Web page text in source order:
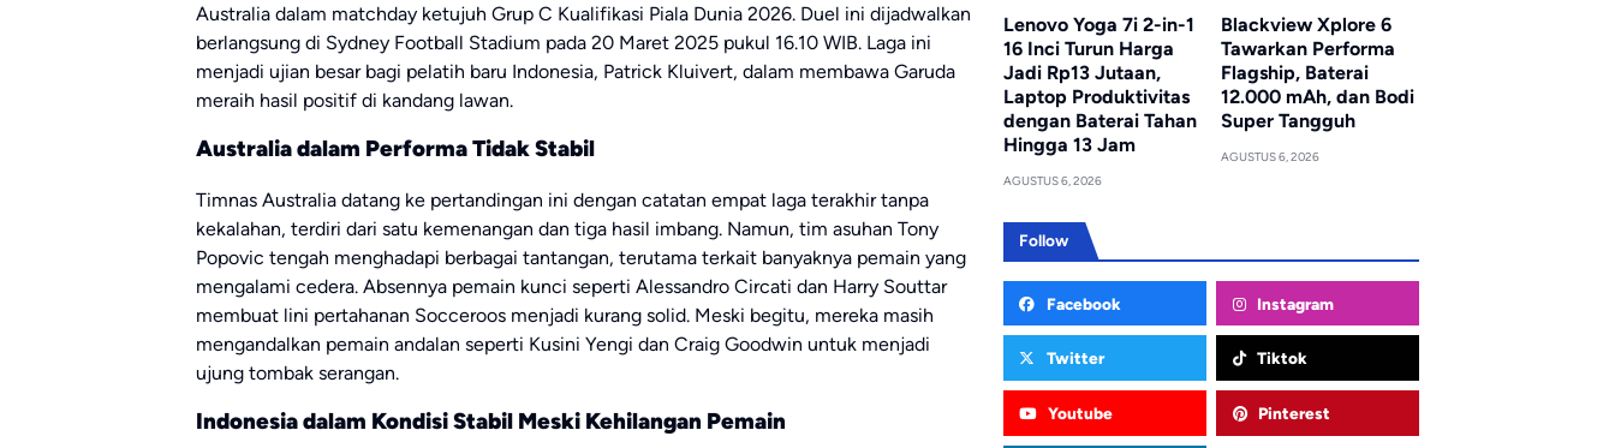
Australia dalam matchday ketujuh Grup C Kualifikasi Piala Dunia 2026. Duel ini dijadwalkan
berlangsung di Sydney Football Stadium pada 20 Maret 2025 pukul 16.10 WIB. Laga ini
menjadi ujian besar bagi pelatih baru Indonesia, Patrick Kluivert, dalam membawa Garuda
meraih hasil positif di kandang lawan.
Australia dalam Performa Tidak Stabil
Timnas Australia datang ke pertandingan ini dengan catatan empat laga terakhir tanpa
kekalahan, terdiri dari satu kemenangan dan tiga hasil imbang. Namun, tim asuhan Tony
Popovic tengah menghadapi berbagai tantangan, terutama terkait banyaknya pemain yang
mengalami cedera. Absennya pemain kunci seperti Alessandro Circati dan Harry Souttar
membuat lini pertahanan Socceroos menjadi kurang solid. Meski begitu, mereka masih
mengandalkan pemain andalan seperti Kusini Yengi dan Craig Goodwin untuk menjadi
ujung tombak serangan.
Indonesia dalam Kondisi Stabil Meski Kehilangan Pemain
Lenovo Yoga 7i 2-in-1
16 Inci Turun Harga
Jadi Rp13 Jutaan,
Laptop Produktivitas
dengan Baterai Tahan
Hingga 13 Jam
AGUSTUS 6, 2026
Blackview Xplore 6
Tawarkan Performa
Flagship, Baterai
12.000 mAh, dan Bodi
Super Tangguh
AGUSTUS 6, 2026
Follow
Facebook Instagram
Twitter Tiktok
Youtube Pinterest